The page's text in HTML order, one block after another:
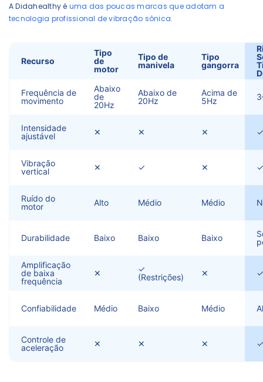
A Didahealthy é uma das poucas marcas que adotam a
tecnologia profissional de vibração sônica.
Recurso
Tipo
de
motor
Tipo de
manivela
Tipo
gangorra
Frequência de
movimento
Abaixo
de
20Hz
Abaixo de
20Hz
Acima de
5Hz
Intensidade
ajustável
✕ ✕ ✕ ✓
Vibração
vertical
✕ ✓ ✕
Ruído do
motor
Alto Médio Médio
Durabilidade Baixo Baixo Baixo
Amplificação
de baixa
frequência
✕
✓
(Restrições)
✕ ✓
Confiabilidade Médio Baixo Médio
Controle de
aceleração
✕ ✕ ✕ ✓